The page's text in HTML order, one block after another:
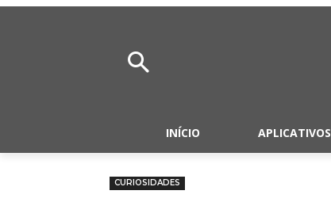
INÍCIO APLICATIVOS
CURIOSIDADES